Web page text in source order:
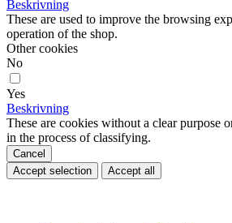
Beskrivning
These are used to improve the browsing
operation of the shop.
Other cookies
No
Yes
Beskrivning
These are cookies without a clear purpose
in the process of classifying.
Cancel
Accept selection
Accept all